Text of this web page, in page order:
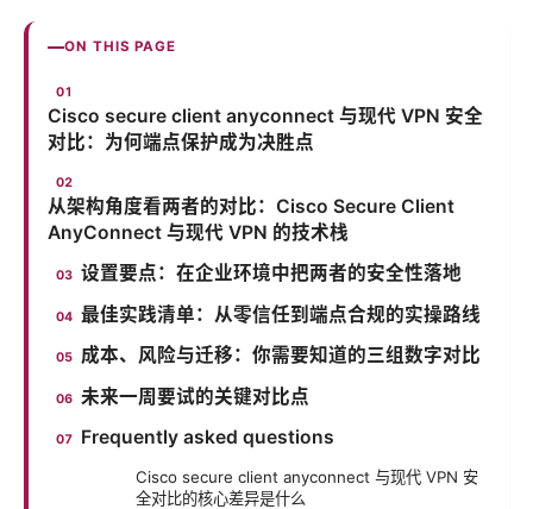
ON THIS PAGE
Cisco secure client anyconnect 与现代 VPN 安全
对比：为何端点保护成为决胜点
从架构角度看两者的对比：Cisco Secure Client
AnyConnect 与现代 VPN 的技术栈
设置要点：在企业环境中把两者的安全性落地
最佳实践清单：从零信任到端点合规的实操路线
成本、风险与迁移：你需要知道的三组数字对比
未来一周要试的关键对比点
Frequently asked questions
Cisco secure client anyconnect 与现代 VPN 安
全对比的核心差异是什么